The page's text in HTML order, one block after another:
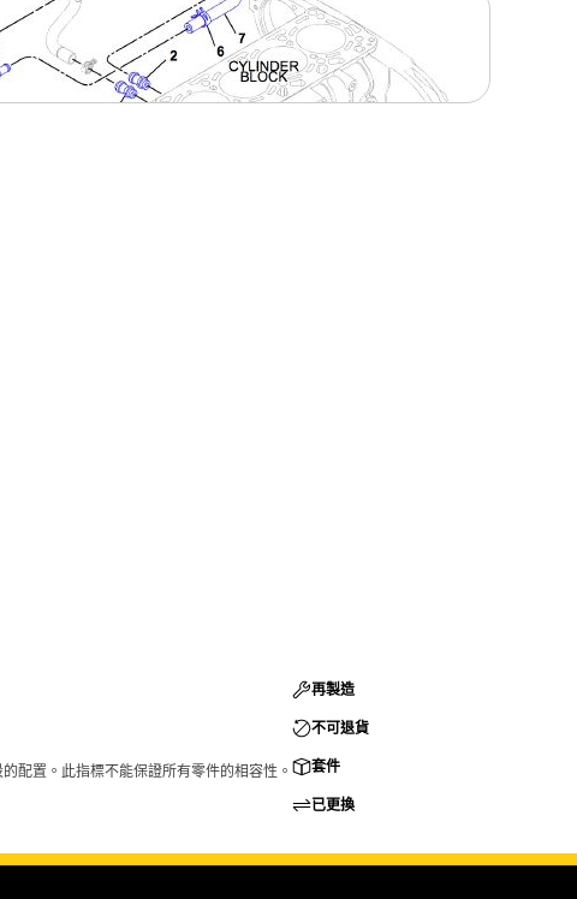
配置。此指標不能保證所有零件的相容性。
再製造
不可退貨
套件
已更換